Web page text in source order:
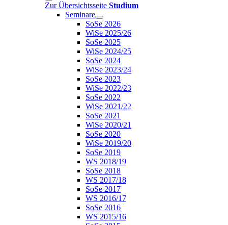
Zur Übersichtsseite Studium
Seminare
SoSe 2026
WiSe 2025/26
SoSe 2025
WiSe 2024/25
SoSe 2024
WiSe 2023/24
SoSe 2023
WiSe 2022/23
SoSe 2022
WiSe 2021/22
SoSe 2021
WiSe 2020/21
SoSe 2020
WiSe 2019/20
SoSe 2019
WS 2018/19
SoSe 2018
WS 2017/18
SoSe 2017
WS 2016/17
SoSe 2016
WS 2015/16